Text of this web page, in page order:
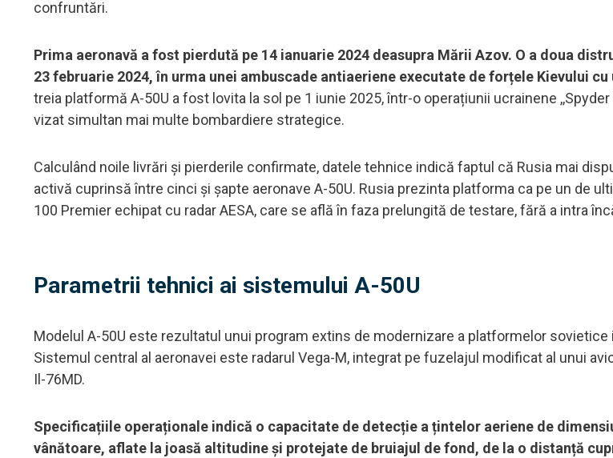
confruntări.
Prima aeronavă a fost pierdută pe 14 ianuarie 2024 deasupra Mării Azov. O a doua
23 februarie 2024, în urma unei ambuscade antiaeriene executate de forțele Kievului
treia platformă A-50U a fost lovita la sol pe 1 iunie 2025, într-o operațiunii ucrainene ,,Spyder
vizat simultan mai multe bombardiere strategice.
Calculând noile livrări și pierderile confirmate, datele tehnice indică faptul că Rusia mai
activă cuprinsă între cinci și șapte aeronave A-50U. Rusia prezinta platforma ca pe un de
100 Premier echipat cu radar AESA, care se află în faza prelungită de testare, fără a intra
Parametrii tehnici ai sistemului A-50U
Modelul A-50U este rezultatul unui program extins de modernizare a platformelor sovietice
Sistemul central al aeronavei este radarul Vega-M, integrat pe fuzelajul modificat al unui
Il-76MD.
Specificațiile operaționale indică o capacitate de detecție a țintelor aeriene de
vânătoare, aflate la joasă altitudine și protejate de bruiajul de fond, de la o distanță